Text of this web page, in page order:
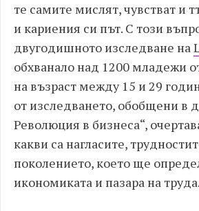
те самите мислят, чувстват и
и кариения си път. С този
двугодишното изследване на
обхванало над 1200 младежи
на възраст между 15 и 29
от изследването, обобщени в
Революция в бизнеса“,
какви са нагласите,
поколението, което ще
икономиката и пазара на труда.